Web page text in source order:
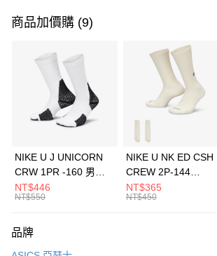
信用卡一次付款
3 期 0 利率 每期
合作金庫商業銀行
第一商業銀行
華南商業銀行
彰化商業銀行
上海商業儲蓄銀行
元大商業銀行
台灣樂天信用卡公司
Apple Pay
全盈+PAY
AFTEE先享後付
【關於「AFTEE先享後付」】
運送方式
商品加價購 (9)
NIKE U J UNICORN
CRW 1PR -160 男女
中統襪 FZ3393100
NT$446
NT$550
NIKE U NK ED CSH
CREW 2P-144
EMBRDY 男女 短統襪
FZ3073133
NT$365
NT$450
品牌